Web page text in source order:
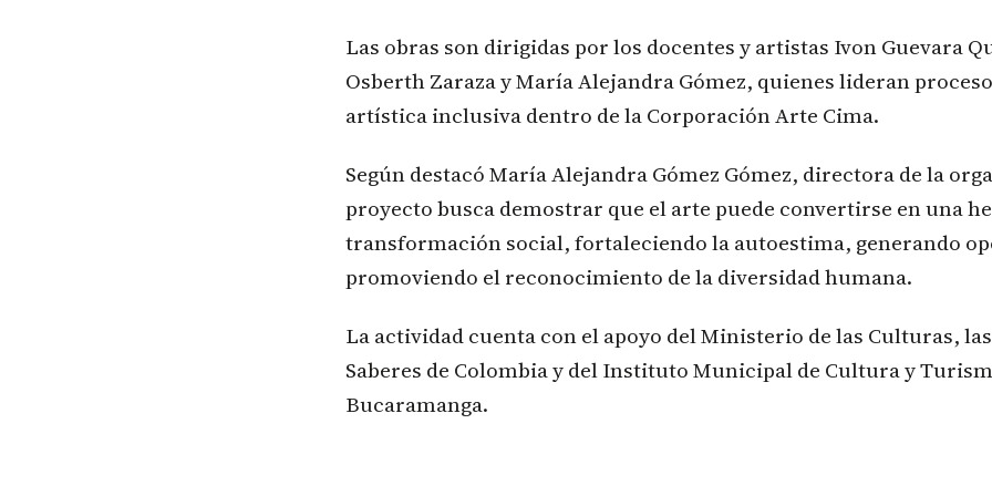
Las obras son dirigidas por los docentes y artistas Ivon Guevara
Osberth Zaraza y María Alejandra Gómez, quienes lideran
artística inclusiva dentro de la Corporación Arte Cima.
Según destacó María Alejandra Gómez Gómez, directora de la
proyecto busca demostrar que el arte puede convertirse en una
transformación social, fortaleciendo la autoestima, generando
promoviendo el reconocimiento de la diversidad humana.
La actividad cuenta con el apoyo del Ministerio de las Culturas,
Saberes de Colombia y del Instituto Municipal de Cultura y
Bucaramanga.